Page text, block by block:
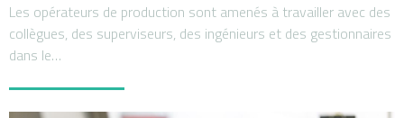
Les opérateurs de production sont amenés à travailler avec des
collègues, des superviseurs, des ingénieurs et des gestionnaires
dans le…